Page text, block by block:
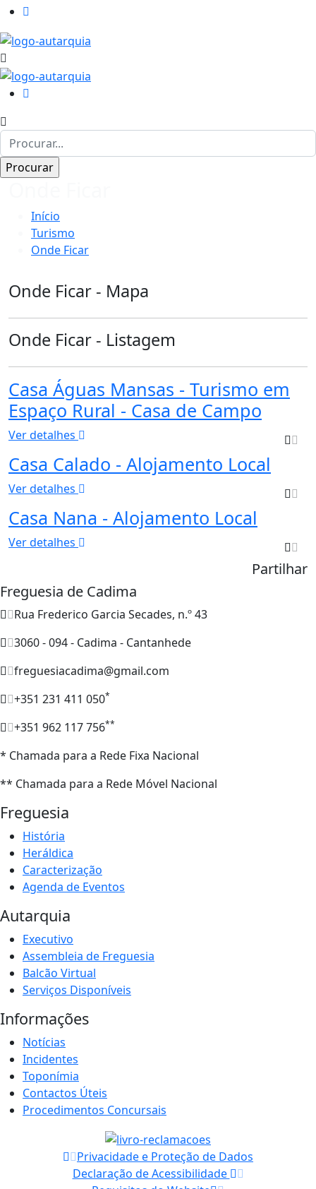
Início
Turismo
Onde Ficar
Onde Ficar - Mapa
Onde Ficar - Listagem
Casa Águas Mansas - Turismo em
Espaço Rural - Casa de Campo
Ver detalhes
Casa Calado - Alojamento Local
Ver detalhes
Casa Nana - Alojamento Local
Ver detalhes
Partilhar
Freguesia de Cadima
Rua Frederico Garcia Secades, n.º 43
3060 - 094 - Cadima - Cantanhede
freguesiacadima@gmail.com
+351 231 411 050*
+351 962 117 756**
* Chamada para a Rede Fixa Nacional
** Chamada para a Rede Móvel Nacional
Freguesia
História
Heráldica
Caracterização
Agenda de Eventos
Autarquia
Executivo
Assembleia de Freguesia
Balcão Virtual
Serviços Disponíveis
Informações
Notícias
Incidentes
Toponímia
Contactos Úteis
Procedimentos Concursais
Privacidade e Proteção de Dados
Declaração de Acessibilidade